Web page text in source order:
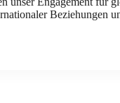
Beziehungen